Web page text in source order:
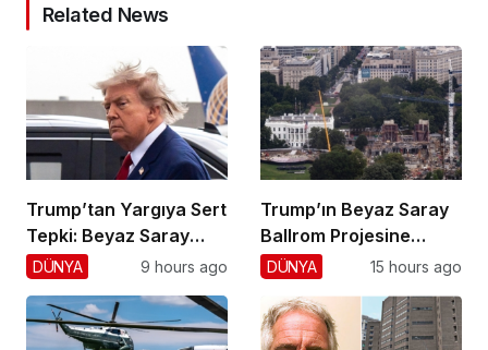
Related News
Trump’tan Yargıya Sert
Tepki: Beyaz Saray
Krizi!
DÜNYA 9 hours ago
Trump’ın Beyaz Saray
Ballrom Projesine
Durdurma
DÜNYA 15 hours ago